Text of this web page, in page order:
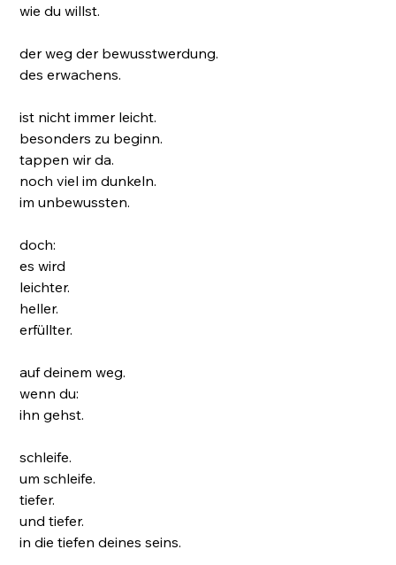
wie du willst.
der weg der bewusstwerdung.
des erwachens.
ist nicht immer leicht.
besonders zu beginn.
tappen wir da.
noch viel im dunkeln.
im unbewussten.
doch:
es wird
leichter.
heller.
erfüllter.
auf deinem weg.
wenn du:
ihn gehst.
schleife.
um schleife.
tiefer.
und tiefer.
in die tiefen deines seins.